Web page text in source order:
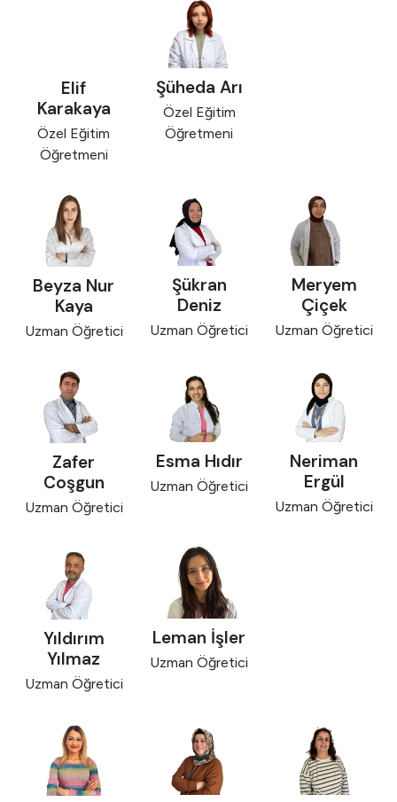
Elif
Karakaya
Özel Eğitim
Öğretmeni
Şüheda Arı
Özel Eğitim
Öğretmeni
Beyza Nur
Kaya
Uzman Öğretici
Şükran
Deniz
Uzman Öğretici
Meryem
Çiçek
Uzman Öğretici
Zafer
Coşgun
Uzman Öğretici
Esma Hıdır
Uzman Öğretici
Neriman
Ergül
Uzman Öğretici
Yıldırım
Yılmaz
Uzman Öğretici
Leman İşler
Uzman Öğretici